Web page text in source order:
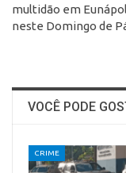
multidão em
neste Domingo de
VOCÊ PODE
CRIME